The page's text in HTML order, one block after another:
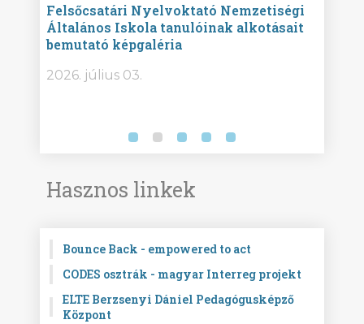
Felsőcsatári Nyelvoktató Nemzetiségi
Általános Iskola tanulóinak alkotásait
bemutató képgaléria
2026. július 03.
Hasznos linkek
Bounce Back - empowered to act
CODES osztrák - magyar Interreg projekt
ELTE Berzsenyi Dániel Pedagógusképző
Központ